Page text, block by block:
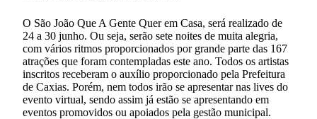
O São João Que A Gente Quer em Casa, será realizado de
24 a 30 junho. Ou seja, serão sete noites de muita alegria,
com vários ritmos proporcionados por grande parte das 167
atrações que foram contempladas este ano. Todos os artistas
inscritos receberam o auxílio proporcionado pela Prefeitura
de Caxias. Porém, nem todos irão se apresentar nas lives do
evento virtual, sendo assim já estão se apresentando em
eventos promovidos ou apoiados pela gestão municipal.